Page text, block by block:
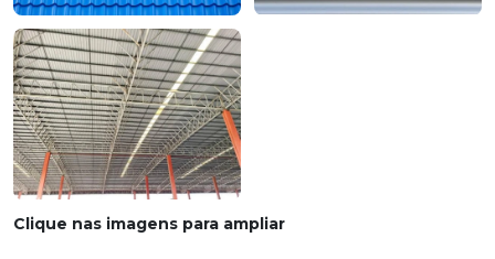
Clique nas imagens para ampliar